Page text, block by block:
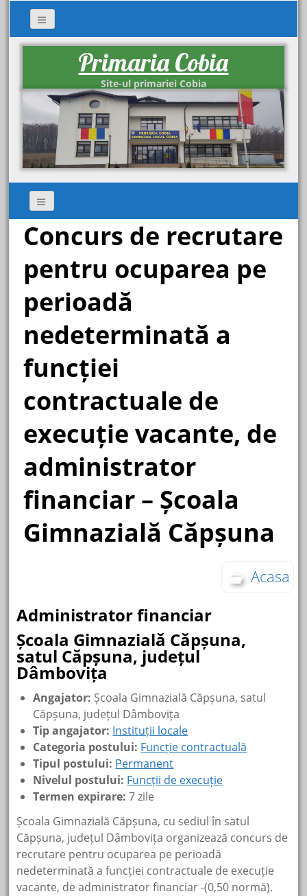
Primaria Cobia
Site-ul primariei Cobia
Concurs de recrutare
pentru ocuparea pe
perioadă
nedeterminată a
funcției
contractuale de
execuție vacante, de
administrator
financiar – Școala
Gimnazială Căpșuna
Acasa
Administrator financiar
Școala Gimnazială Căpșuna,
satul Căpșuna, județul
Dâmbovița
Angajator: Școala Gimnazială Căpșuna, satul
Căpșuna, județul Dâmbovița
Tip angajator: Instituții locale
Categoria postului: Funcție contractuală
Tipul postului: Permanent
Nivelul postului: Funcții de execuție
Termen expirare: 7 zile
Școala Gimnazială Căpșuna, cu sediul în satul
Căpșuna, județul Dâmbovița organizează concurs de
recrutare pentru ocuparea pe perioadă
nedeterminată a funcției contractuale de execuție
vacante, de administrator financiar -(0,50 normă).